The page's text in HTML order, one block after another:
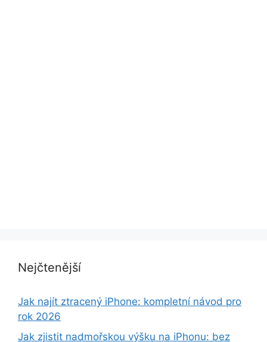
Nejčtenější
Jak najít ztracený iPhone: kompletní návod pro
rok 2026
Jak zjistit nadmořskou výšku na iPhonu: bez